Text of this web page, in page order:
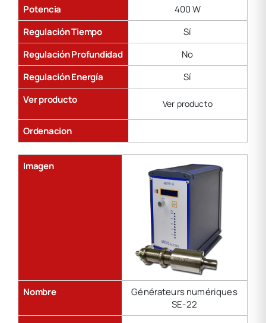
Potencia
400 W
Regulación Tiempo
Sí
Regulación Profundidad
No
Regulación Energía
Sí
Ver producto
Ver producto
Ordenacion
Imagen
Nombre
Générateurs numériques
SE-22